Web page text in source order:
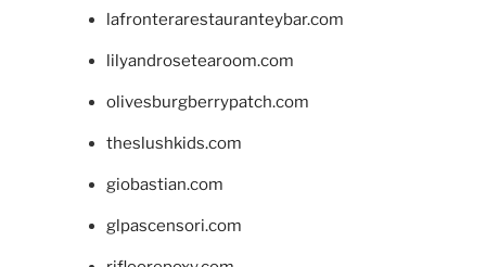
lafronterarestauranteybar.com
lilyandrosetearoom.com
olivesburgberrypatch.com
theslushkids.com
giobastian.com
glpascensori.com